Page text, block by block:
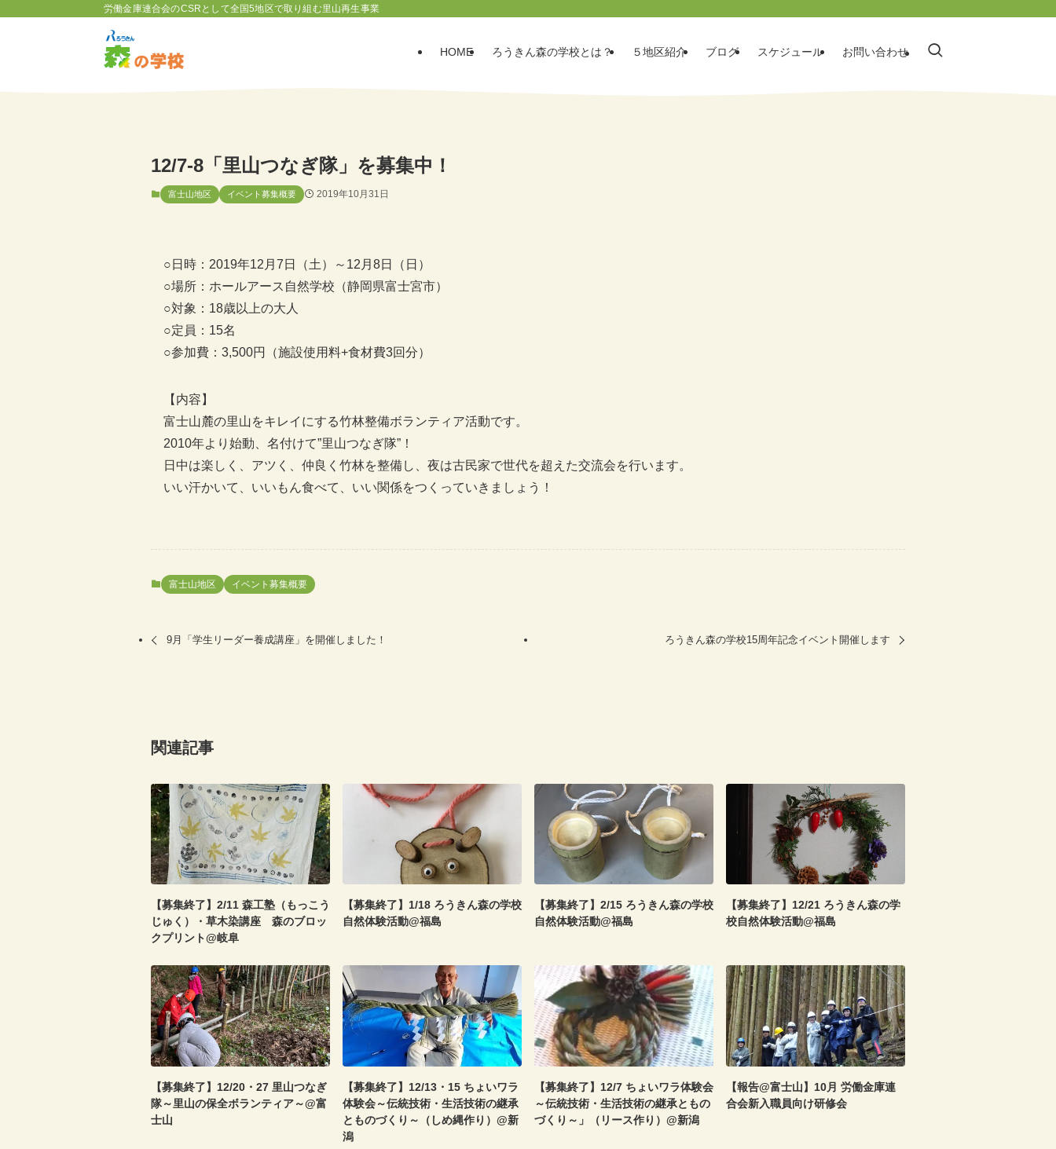
労働金庫連合会のCSRとして全国5地区で取り組む里山再生事業
HOME ろうきん森の学校とは？ ５地区紹介 ブログ スケジュール お問い合わせ
12/7-8「里山つなぎ隊」を募集中！
富士山地区 イベント募集概要 2019年10月31日
○日時：2019年12月7日（土）～12月8日（日）
○場所：ホールアース自然学校（静岡県富士宮市）
○対象：18歳以上の大人
○定員：15名
○参加費：3,500円（施設使用料+食材費3回分）
【内容】
富士山麓の里山をキレイにする竹林整備ボランティア活動です。
2010年より始動、名付けて”里山つなぎ隊”！
日中は楽しく、アツく、仲良く竹林を整備し、夜は古民家で世代を超えた交流会を行います。
いい汗かいて、いいもん食べて、いい関係をつくっていきましょう！
富士山地区 イベント募集概要
9月「学生リーダー養成講座」を開催しました！ ろうきん森の学校15周年記念イベント開催します
関連記事
【募集終了】2/11 森工塾（もっこう
じゅく）・草木染講座 森のブロッ
クプリント@岐阜
【募集終了】1/18 ろうきん森の学校
自然体験活動@福島
【募集終了】2/15 ろうきん森の学校
自然体験活動@福島
【募集終了】12/21 ろうきん森の学
校自然体験活動@福島
【募集終了】12/20・27 里山つなぎ
隊～里山の保全ボランティア～@富
士山
【募集終了】12/13・15 ちょいワラ
体験会～伝統技術・生活技術の継承
とものづくり～（しめ縄作り）@新
潟
【募集終了】12/7 ちょいワラ体験会
～伝統技術・生活技術の継承ともの
づくり～」（リース作り）@新潟
【報告@富士山】10月 労働金庫連
合会新入職員向け研修会